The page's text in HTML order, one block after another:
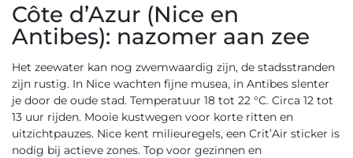
Côte d’Azur (Nice en
Antibes): nazomer aan zee
Het zeewater kan nog zwemwaardig zijn, de stadsstranden
zijn rustig. In Nice wachten fijne musea, in Antibes slenter
je door de oude stad. Temperatuur 18 tot 22 °C. Circa 12 tot
13 uur rijden. Mooie kustwegen voor korte ritten en
uitzichtpauzes. Nice kent milieuregels, een Crit’Air sticker is
nodig bij actieve zones. Top voor gezinnen en